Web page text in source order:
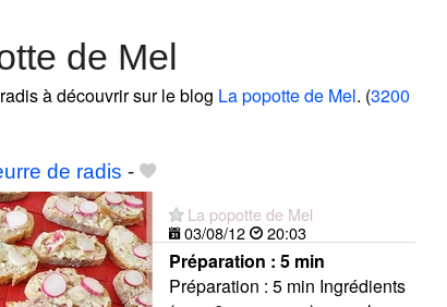
de Mel
à découvrir sur le blog La popotte de Mel. (3200
de radis -
La popotte de Mel
03/08/12
20:03
Préparation : 5 min
Préparation : 5 min Ingrédients